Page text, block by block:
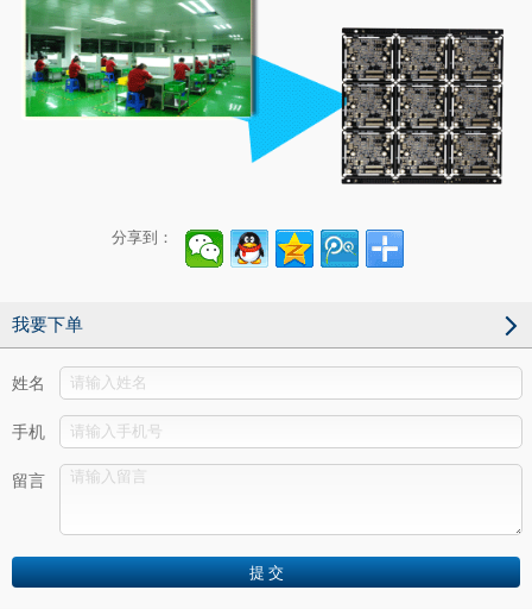
分享到：
我要下单
姓名
手机
留言